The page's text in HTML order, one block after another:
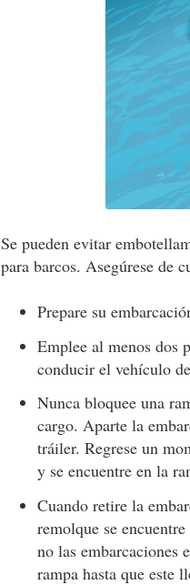
Se pueden evitar
para barcos. Asegúrese de
Prepare su
Emplee al menos dos
conducir el vehículo
Nunca bloquee una
cargo. Aparte la
tráiler. Regrese un
y se encuentre en la
Cuando retire la
remolque se
no las embarcaciones
rampa hasta que este